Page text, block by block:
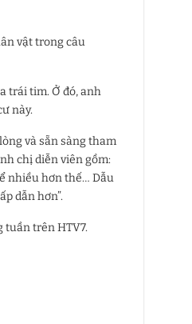
vật trong câu
trái tim. Ở đó, anh
này.
và sẵn sàng tham
chị diễn viên gồm:
nhiều hơn thế… Dẫu
dẫn hơn”.
tuần trên HTV7.